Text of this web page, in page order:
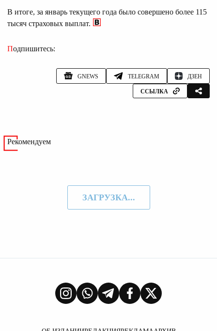
В итоге, за январь текущего года было совершено более 115
тысяч страховых выплат.
Подпишитесь:
GNEWS TELEGRAM ДЗЕН
ССЫЛКА
Рекомендуем
ЗАГРУЗКА...